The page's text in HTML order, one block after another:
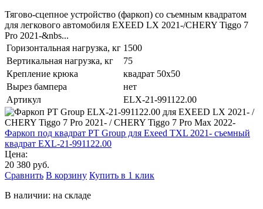
Тягово-сцепное устройство (фаркоп) со съемным квадратом
для легкового автомобиля EXEED LX 2021-/CHERY Tiggo 7
Pro 2021-&nbs...
Горизонтальная нагрузка, кг 1500
Вертикальная нагрузка, кг
75
Крепление крюка
квадрат 50х50
Вырез бампера
нет
Артикул
ELX-21-991122.00
Фаркоп под квадрат PT Group для Exeed TXL 2021- съемный
квадрат EXL-21-991122.00
Цена:
20 380 руб.
Сравнить В корзину Купить в 1 клик
В наличии: на складе